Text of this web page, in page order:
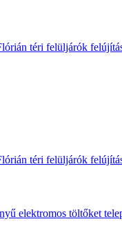
téri felüljárók
téri felüljárók
elektromos töltőket